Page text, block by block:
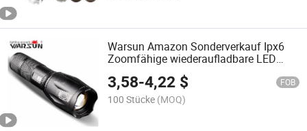
Warsun Amazon Sonderverkauf Ipx6
Zoomfähige wiederaufladbare LED
Taschenlampe mit T6 Lichtquelle
3,58-4,22 $ FOB
100 Stücke (MOQ)